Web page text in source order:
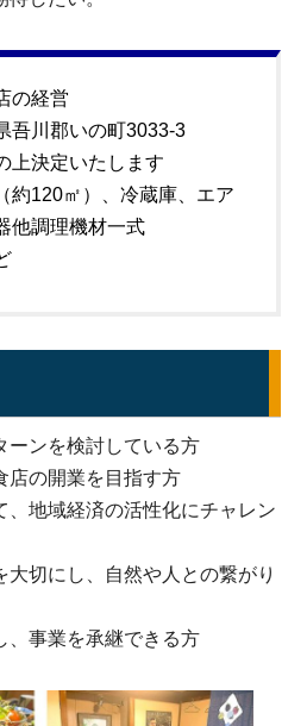
の経営
吾川郡いの町3033-3
上決定いたします
約120㎡）、冷蔵庫、エア
他調理機材一式
ーンを検討している方
店の開業を目指す方
、地域経済の活性化にチャレン
大切にし、自然や人との繋がり
、事業を承継できる方